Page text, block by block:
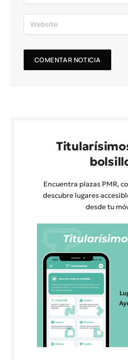
Encuentra plazas PMR,
descubre lugares
desde tu